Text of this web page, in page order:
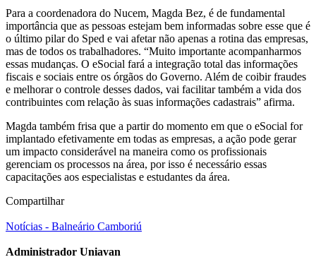
Para a coordenadora do Nucem, Magda Bez, é de fundamental
importância que as pessoas estejam bem informadas sobre esse que é
o último pilar do Sped e vai afetar não apenas a rotina das empresas,
mas de todos os trabalhadores. “Muito importante acompanharmos
essas mudanças. O eSocial fará a integração total das informações
fiscais e sociais entre os órgãos do Governo. Além de coibir fraudes
e melhorar o controle desses dados, vai facilitar também a vida dos
contribuintes com relação às suas informações cadastrais” afirma.
Magda também frisa que a partir do momento em que o eSocial for
implantado efetivamente em todas as empresas, a ação pode gerar
um impacto considerável na maneira como os profissionais
gerenciam os processos na área, por isso é necessário essas
capacitações aos especialistas e estudantes da área.
Compartilhar
Notícias - Balneário Camboriú
Administrador Uniavan